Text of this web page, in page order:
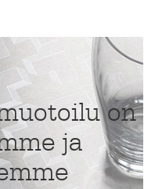
on
ja